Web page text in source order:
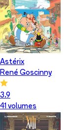
Astérix
René Goscinny
3.9
41 volumes